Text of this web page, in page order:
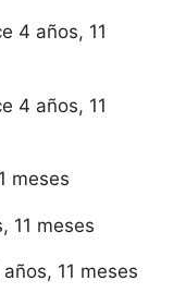
4 años, 11
4 años, 11
meses
11 meses
11 meses